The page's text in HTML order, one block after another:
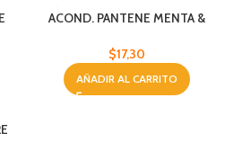
ACOND. PANTENE MENTA &
$17,30
AÑADIR AL CARRITO